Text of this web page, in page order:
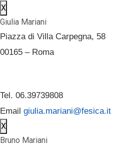
X
Giulia Mariani
Piazza di Villa Carpegna, 58
00165 – Roma
Tel. 06.39739808
Email giulia.mariani@fesica.it
X
Bruno Mariani